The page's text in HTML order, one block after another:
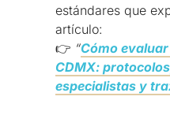
estándares que
artículo:
👉 “Cómo
CDMX:
especialistas y